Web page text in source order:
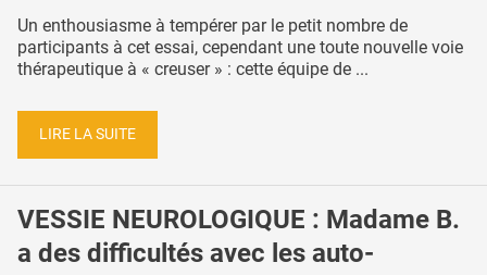
Un enthousiasme à tempérer par le petit nombre de
participants à cet essai, cependant une toute nouvelle voie
thérapeutique à « creuser » : cette équipe de ...
LIRE LA SUITE
VESSIE NEUROLOGIQUE : Madame B.
a des difficultés avec les auto-